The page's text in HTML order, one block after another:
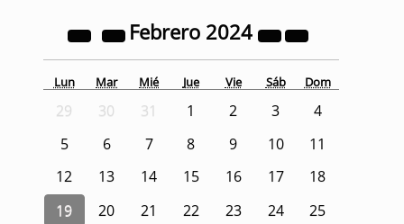
Febrero 2024
Lun Mar Mié Jue Vie Sáb Dom
29 30 31 1 2 3
4
5
6 7 8 9 10
11
12
13 14 15 16 17
18
19
20 21 22 23 24
25